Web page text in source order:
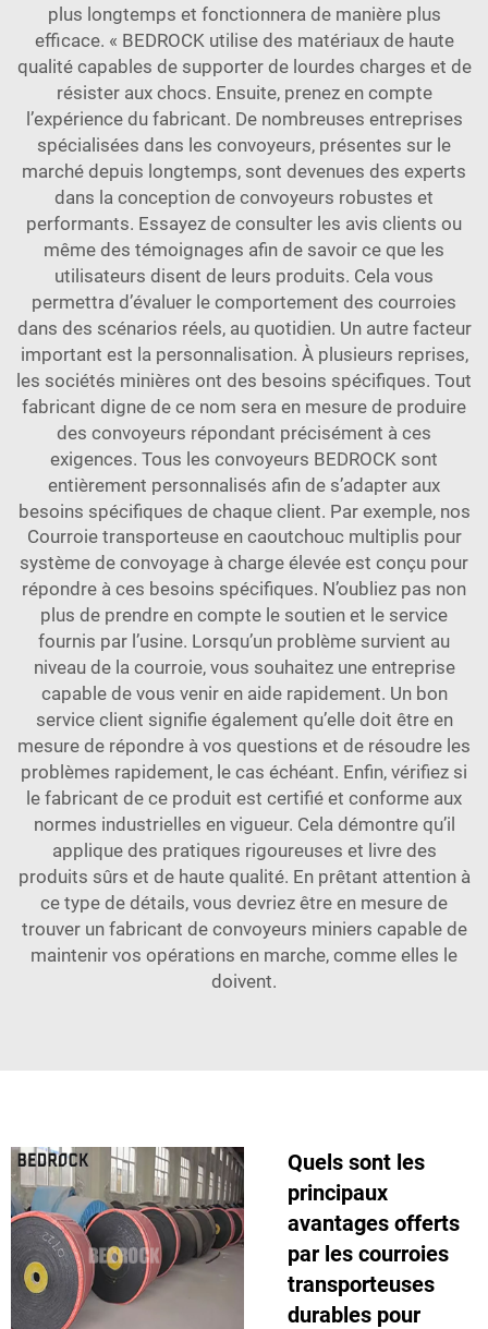
plus longtemps et fonctionnera de manière plus
efficace. « BEDROCK utilise des matériaux de haute
qualité capables de supporter de lourdes charges et de
résister aux chocs. Ensuite, prenez en compte
l’expérience du fabricant. De nombreuses entreprises
spécialisées dans les convoyeurs, présentes sur le
marché depuis longtemps, sont devenues des experts
dans la conception de convoyeurs robustes et
performants. Essayez de consulter les avis clients ou
même des témoignages afin de savoir ce que les
utilisateurs disent de leurs produits. Cela vous
permettra d’évaluer le comportement des courroies
dans des scénarios réels, au quotidien. Un autre facteur
important est la personnalisation. À plusieurs reprises,
les sociétés minières ont des besoins spécifiques. Tout
fabricant digne de ce nom sera en mesure de produire
des convoyeurs répondant précisément à ces
exigences. Tous les convoyeurs BEDROCK sont
entièrement personnalisés afin de s’adapter aux
besoins spécifiques de chaque client. Par exemple, nos
Courroie transporteuse en caoutchouc multiplis pour
système de convoyage à charge élevée est conçu pour
répondre à ces besoins spécifiques. N’oubliez pas non
plus de prendre en compte le soutien et le service
fournis par l’usine. Lorsqu’un problème survient au
niveau de la courroie, vous souhaitez une entreprise
capable de vous venir en aide rapidement. Un bon
service client signifie également qu’elle doit être en
mesure de répondre à vos questions et de résoudre les
problèmes rapidement, le cas échéant. Enfin, vérifiez si
le fabricant de ce produit est certifié et conforme aux
normes industrielles en vigueur. Cela démontre qu’il
applique des pratiques rigoureuses et livre des
produits sûrs et de haute qualité. En prêtant attention à
ce type de détails, vous devriez être en mesure de
trouver un fabricant de convoyeurs miniers capable de
maintenir vos opérations en marche, comme elles le
doivent.
Quels sont les
principaux
avantages offerts
par les courroies
transporteuses
durables pour